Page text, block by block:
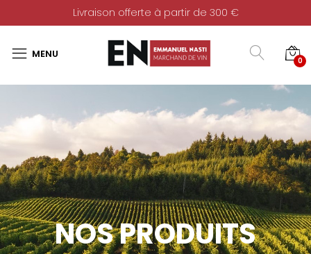
Livraison offerte à partir de 300 €
0
NOS PRODUITS